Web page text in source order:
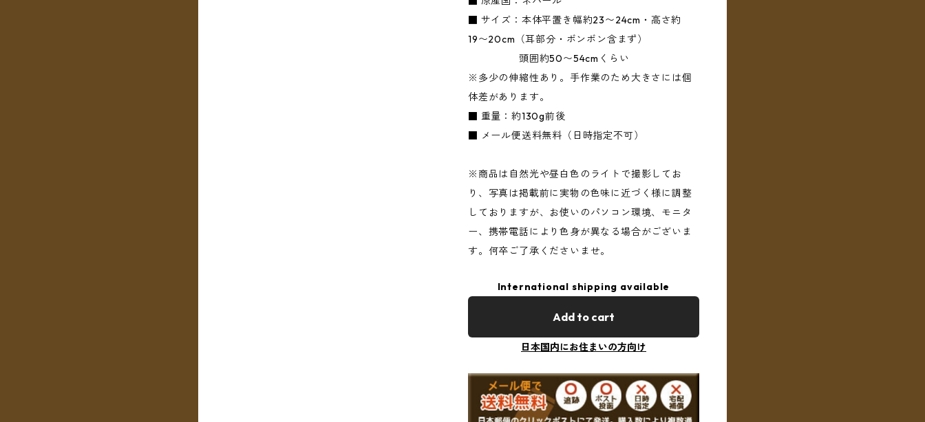
■ サイズ：本体平置き幅約23〜24cm・高さ約
19〜20cm（耳部分・ボンボン含まず）
頭囲約50〜54cmくらい
※多少の伸縮性あり。手作業のため大きさには個
体差があります。
■ 重量：約130g前後
■ メール便送料無料（日時指定不可）
※商品は自然光や昼白色のライトで撮影してお
り、写真は掲載前に実物の色味に近づく様に調整
しておりますが、お使いのパソコン環境、モニタ
ー、携帯電話により色身が異なる場合がございま
す。何卒ご了承くださいませ。
International shipping available
Add to cart
日本国内にお住まいの方向け